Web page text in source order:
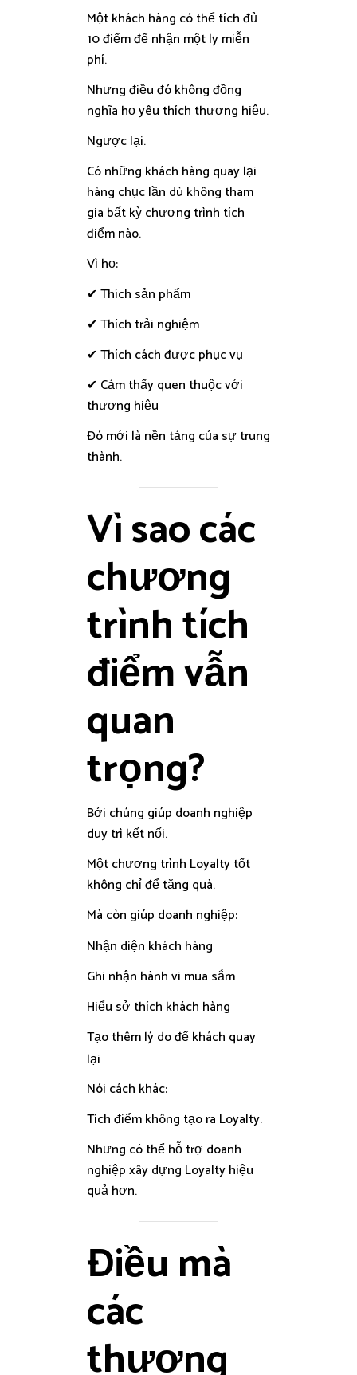
Một khách hàng có thể tích đủ
10 điểm để nhận một ly miễn
phí.
Nhưng điều đó không đồng
nghĩa họ yêu thích thương hiệu.
Ngược lại.
Có những khách hàng quay lại
hàng chục lần dù không tham
gia bất kỳ chương trình tích
điểm nào.
Vì họ:
✔ Thích sản phẩm
✔ Thích trải nghiệm
✔ Thích cách được phục vụ
✔ Cảm thấy quen thuộc với
thương hiệu
Đó mới là nền tảng của sự trung
thành.
Vì sao các
chương
trình tích
điểm vẫn
quan
trọng?
Bởi chúng giúp doanh nghiệp
duy trì kết nối.
Một chương trình Loyalty tốt
không chỉ để tặng quà.
Mà còn giúp doanh nghiệp:
Nhận diện khách hàng
Ghi nhận hành vi mua sắm
Hiểu sở thích khách hàng
Tạo thêm lý do để khách quay
lại
Nói cách khác:
Tích điểm không tạo ra Loyalty.
Nhưng có thể hỗ trợ doanh
nghiệp xây dựng Loyalty hiệu
quả hơn.
Điều mà
các
thương